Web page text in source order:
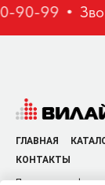
90-99
ГЛАВНАЯ
КОНТАКТЫ